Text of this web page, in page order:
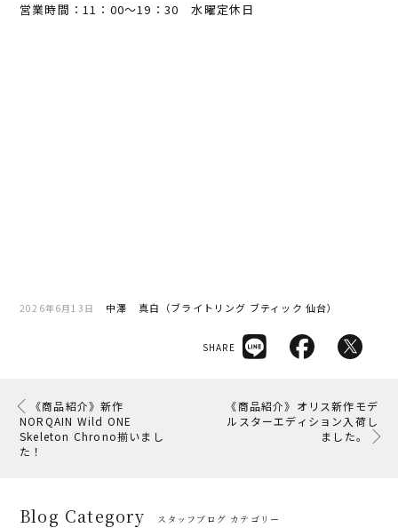
営業時間：11：00～19：30 水曜定休日
2026年6月13日 中澤 真白（ブライトリング ブティック 仙台）
SHARE
《商品紹介》新作
NORQAIN Wild ONE
Skeleton Chrono揃いまし
た！
《商品紹介》オリス新作モデ
ルスターエディション入荷し
ました。
Blog Category スタッフブログ カテゴリー